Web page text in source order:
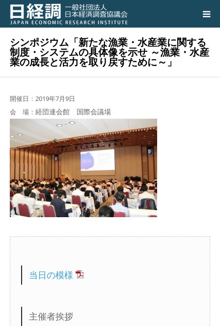
シンポジウム「新たな漁業・水産業に関する
制度・システムの具体像を示せ ～漁業・水産
業の成長と活力を取り戻すために～」
開催日：2019年7月9日
会 場： 経団連会館 国際会議場
当日の模様
主催者挨拶
日経調について
調査研究活動の成果
講演会、シンポジウム
会員専用ページ
入会のご案内
アクセス